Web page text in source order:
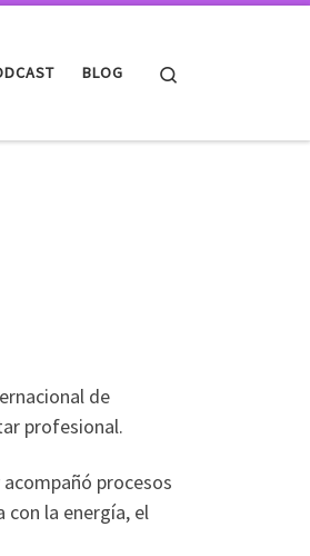
BLOG
de
profesional.
procesos
la energía, el